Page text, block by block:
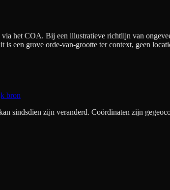
het COA. Bij een illustratieve richtlijn van
is een grove orde-van-grootte ter context, geen
bron
sindsdien zijn veranderd. Coördinaten zijn